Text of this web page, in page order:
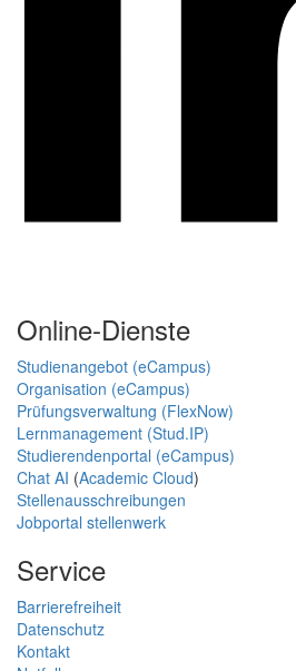
Online-Dienste
Studienangebot (eCampus)
Organisation (eCampus)
Prüfungsverwaltung (FlexNow)
Lernmanagement (Stud.IP)
Studierendenportal (eCampus)
Chat AI (Academic Cloud)
Stellenausschreibungen
Jobportal stellenwerk
Service
Barrierefreiheit
Datenschutz
Kontakt